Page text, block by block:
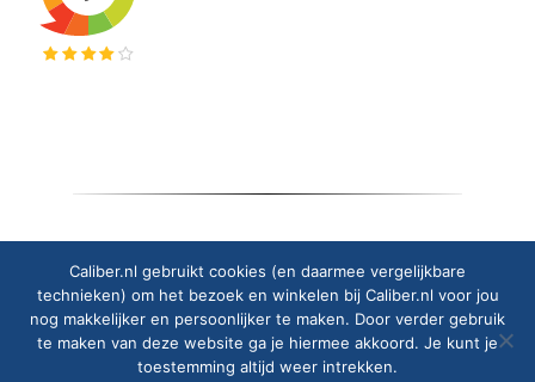
Copyright © 2025 Caliber Europe B.V.
Caliber.nl gebruikt cookies (en daarmee vergelijkbare
technieken) om het bezoek en winkelen bij Caliber.nl voor jou
nog makkelijker en persoonlijker te maken. Door verder gebruik
te maken van deze website ga je hiermee akkoord. Je kunt je
toestemming altijd weer intrekken.